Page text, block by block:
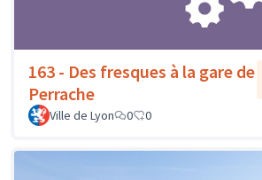
163 - Des fresques à la gare de
Perrache
Ville de Lyon
0 0